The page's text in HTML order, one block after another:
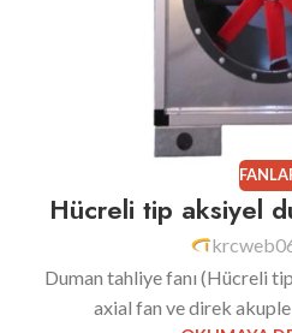
Hücreli tip aksiyel
Duman tahliye fanı (Hücreli
axial fan ve direk